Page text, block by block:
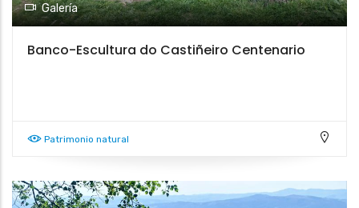
Galería
Banco-Escultura do Castiñeiro Centenario
Patrimonio natural